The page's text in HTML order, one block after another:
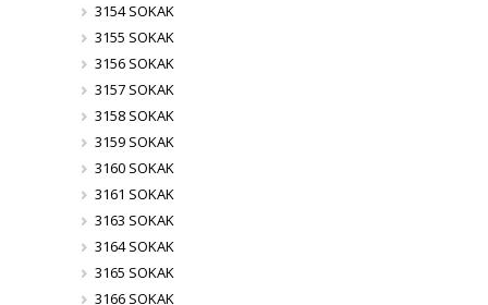
3154 SOKAK
3155 SOKAK
3156 SOKAK
3157 SOKAK
3158 SOKAK
3159 SOKAK
3160 SOKAK
3161 SOKAK
3163 SOKAK
3164 SOKAK
3165 SOKAK
3166 SOKAK